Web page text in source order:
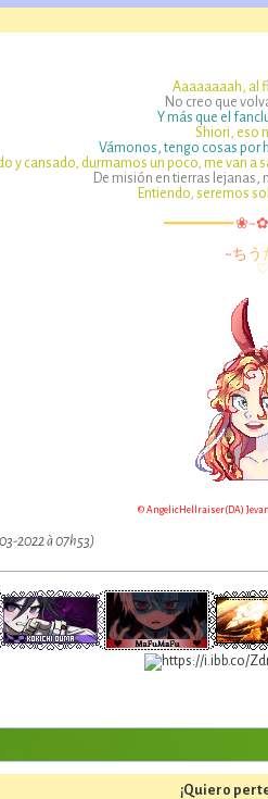
Aaaaaaaah, al
No creo que
Y más que el
Shiori, eso
Vámonos, tengo cosas por
y cansado, durmamos un poco, me van
De misión en tierras
Entiendo, seremos
━━━━━━━━
~ち う
♡
© AngelicHellraiser(DA)
2022 à 07h53)
¡Quiero